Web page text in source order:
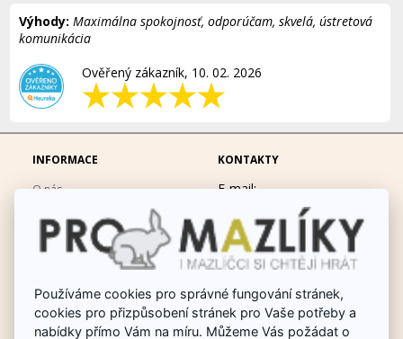
Výhody: Maximálna spokojnosť, odporúčam, skvelá, ústretová
komunikácia
Ověřený zákazník, 10. 02. 2026
INFORMACE
O nás
Doprava a platba
Ochrana osobních údajů
Obchodní podmínky
Fotogalerie
Odstoupit od smlouvy
KONTAKTY
E-mail:
eshop@promazliky.eu
Mobil: 728677864
po-pá 9:00-19:00
Messenger:
hrackynejenprousacky
Používáme cookies pro správné fungování stránek,
cookies pro přizpůsobení stránek pro Vaše potřeby a
nabídky přímo Vám na míru. Můžeme Vás požádat o